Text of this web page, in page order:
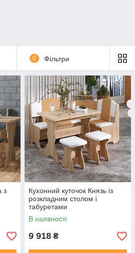
0 Фільтри
з
Кухонний куточок Князь із
розкладним столом і
табуретами
В наявності
9 918 ₴